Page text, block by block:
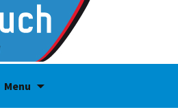
Menu